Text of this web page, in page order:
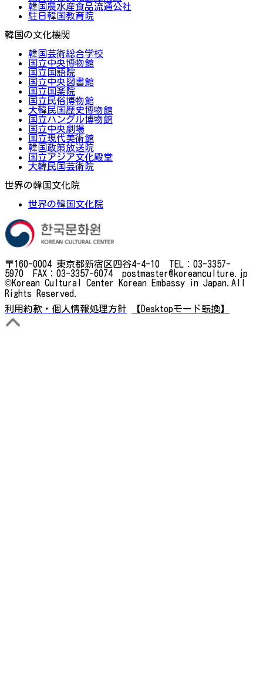
韓国農水産食品流通公社
駐日韓国教育院
韓国の文化機関
韓国芸術総合学校
国立中央博物館
国立国語院
国立中央図書館
国立国楽院
国立民俗博物館
大韓民国歴史博物館
国立ハングル博物館
国立中央劇場
国立現代美術館
韓国政策放送院
国立アジア文化殿堂
大韓民国芸術院
世界の韓国文化院
世界の韓国文化院
〒160-0004 東京都新宿区四谷4-4-10 TEL：03-3357-
5970 FAX：03-3357-6074 postmaster@koreanculture.jp
©Korean Cultural Center Korean Embassy in Japan.All
Rights Reserved.
利用約款・個人情報処理方針
【Desktopモード転換】